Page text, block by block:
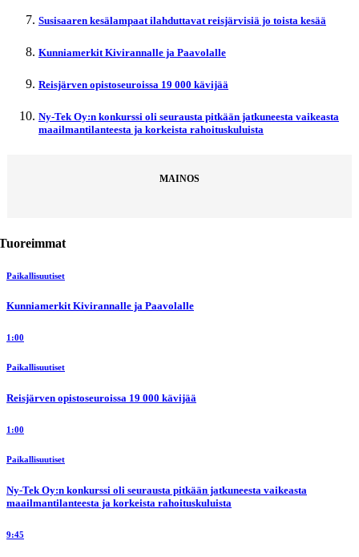
Susisaaren kesälampaat ilahduttavat reisjärvisiä jo toista kesää
Kunniamerkit Kivirannalle ja Paavolalle
Reisjärven opistoseuroissa 19 000 kävijää
Ny-Tek Oy:n konkurssi oli seurausta pitkään jatkuneesta vaikeasta
maailmantilanteesta ja korkeista rahoituskuluista
MAINOS
Paikallisuutiset
Kunniamerkit Kivirannalle ja Paavolalle
1:00
Paikallisuutiset
Reisjärven opistoseuroissa 19 000 kävijää
1:00
Paikallisuutiset
Ny-Tek Oy:n konkurssi oli seurausta pitkään jatkuneesta vaikeasta
maailmantilanteesta ja korkeista rahoituskuluista
9:45